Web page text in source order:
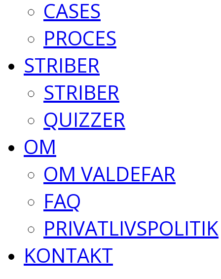
CASES
PROCES
STRIBER
STRIBER
QUIZZER
OM
OM VALDEFAR
FAQ
PRIVATLIVSPOLITIK
KONTAKT